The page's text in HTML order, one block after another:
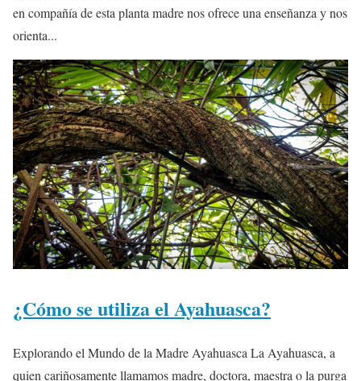
en compañía de esta planta madre nos ofrece una enseñanza y nos
orienta...
¿Cómo se utiliza el Ayahuasca?
Explorando el Mundo de la Madre Ayahuasca La Ayahuasca, a
quien cariñosamente llamamos madre, doctora, maestra o la purga